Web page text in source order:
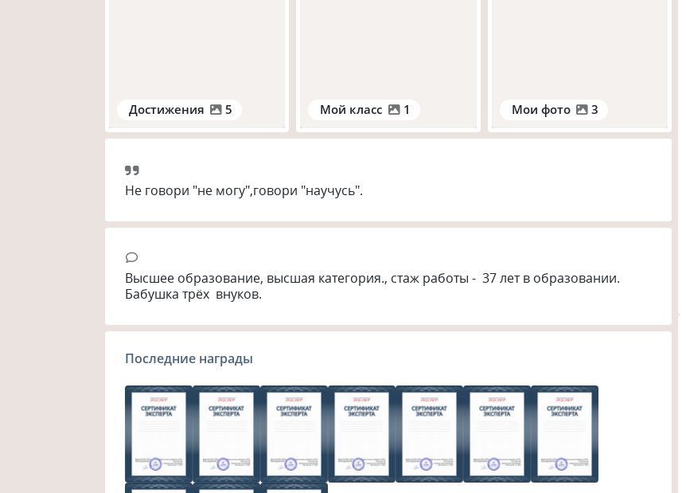
Достижения 5 Мой класс 1 Мои фото 3
Не говори "не могу",говори "научусь".
Высшее образование, высшая категория., стаж работы -  37 лет в образовании.
Бабушка трёх  внуков.
Последние награды